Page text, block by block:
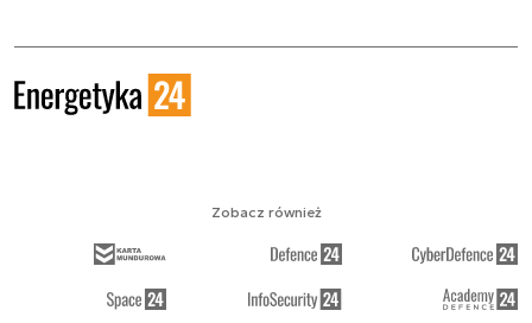
Zobacz również